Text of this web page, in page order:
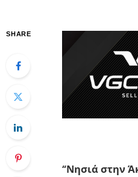
SHARE
“Νησιά στην